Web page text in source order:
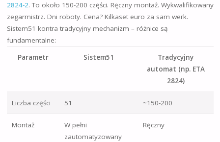
2824-2. To około 150-200 części. Ręczny montaż. Wykwalifikowany
zegarmistrz. Dni roboty. Cena? Kilkaset euro za sam werk.
Sistem51 kontra tradycyjny mechanizm – różnice są
fundamentalne:
Parametr
Sistem51
Tradycyjny
automat (np. ETA
2824)
Liczba części 51 ~150-200
Montaż
W pełni
zautomatyzowany
Ręczny